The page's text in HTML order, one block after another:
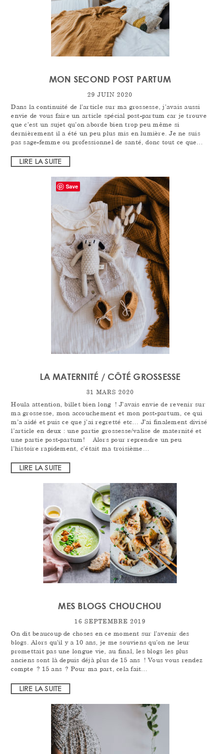
MON SECOND POST PARTUM
29 JUIN 2020
Dans la continuité de l’article sur ma grossesse, j’avais aussi
envie de vous faire un article spécial post-partum car je trouve
que c’est un sujet qu’on aborde bien trop peu même si
dernièrement il a été un peu plus mis en lumière. Je ne suis
pas sage-femme ou professionnel de santé, donc tout ce que…
LIRE LA SUITE
LA MATERNITÉ / CÔTÉ GROSSESSE
31 MARS 2020
Houla attention, billet bien long ! J’avais envie de revenir sur
ma grossesse, mon accouchement et mon post-partum, ce qui
m’a aidé et puis ce que j’ai regretté etc… J’ai finalement divisé
l’article en deux : une partie grossesse/valise de maternité et
une partie post-partum! Alors pour reprendre un peu
l’histoire rapidement, c’était ma troisième…
LIRE LA SUITE
MES BLOGS CHOUCHOU
16 SEPTEMBRE 2019
On dit beaucoup de choses en ce moment sur l’avenir des
blogs. Alors qu’il y a 10 ans, je me souviens qu’on ne leur
promettait pas une longue vie, au final, les blogs les plus
anciens sont là depuis déjà plus de 15 ans ! Vous vous rendez
compte ? 15 ans ? Pour ma part, cela fait…
LIRE LA SUITE
Save